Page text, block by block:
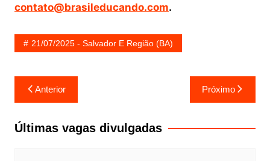
contato@brasileducando.com.
21/07/2025 - Salvador E Região (BA)
Navegação
de
Post
Anterior Próximo
Últimas vagas divulgadas